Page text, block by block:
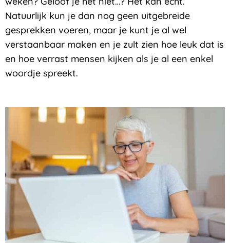
Natuurlijk kun je dan nog geen uitgebreide
gesprekken voeren, maar je kunt je al wel
verstaanbaar maken en je zult zien hoe leuk dat is
en hoe verrast mensen kijken als je al een enkel
woordje spreekt.